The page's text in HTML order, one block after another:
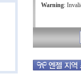
Warning: